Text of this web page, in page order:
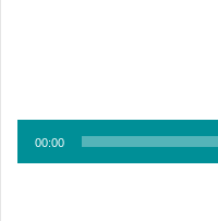
00:00